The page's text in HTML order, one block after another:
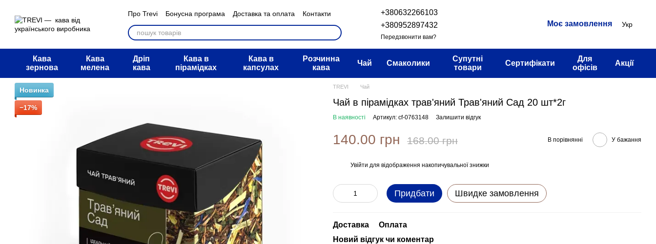
Про Trevi Бонусна програма Доставка та оплата
Контакти
Мегарозіграш АТБ
Обмін та повернення
Питання та відповіді
+380632266103
+380952897432
Передзвонити вам?
Моє замовлення Укр
Кава
зернова
Кава
мелена
Дріп
кава
Кава в
пірамідках
Кава в
капсулах
Розчинна
кава
Чай Смаколики
Супутні
товари
Сертифікати
Для
офісів
Акції
Новинка
−17%
TREVI Чай
Чай в пірамідках трав'яний Трав'яний Сад 20 шт*2г
В наявності Артикул: cf-0763148 Залишити відгук
140.00 грн 168.00 грн В порівнянні У бажання
Увійти для відображення накопичувальної знижки
Придбати Швидке замовлення
Доставка
Оплата
Новий відгук чи коментар